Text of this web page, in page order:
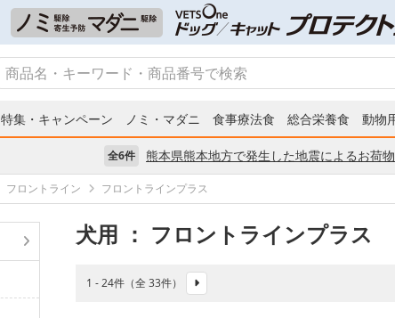
特集・キャンペーン ノミ・マダニ 食事療法食 総合栄養食 動物
全6件 熊本県熊本地方で発生した地震によるお荷
フロントライン フロントラインプラス
犬用 ： フロントラインプラス
1 - 24件（全 33件）